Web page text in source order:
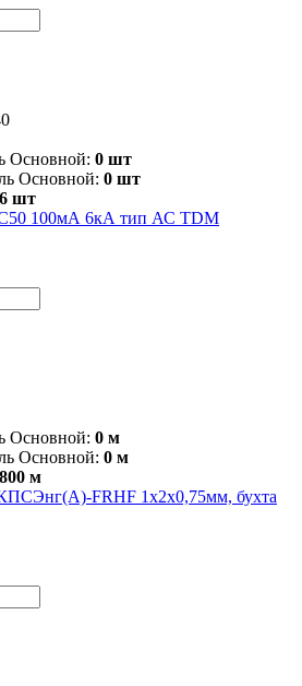
Основной: 0 шт
Основной: 0 шт
6 шт
100мА 6кА тип АС TDM
Основной: 0 м
Основной: 0 м
800 м
FRHF 1x2x0,75мм, бухта